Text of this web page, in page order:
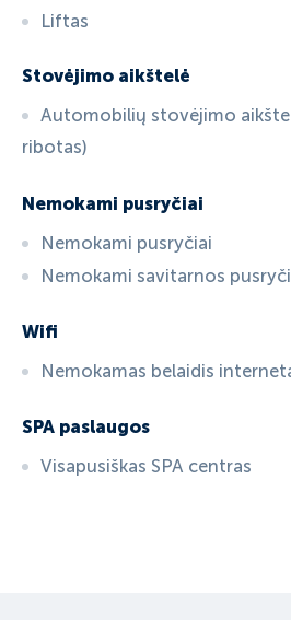
Liftas
Stovėjimo aikštelė
Automobilių stovėjimo
ribotas)
Nemokami pusryčiai
Nemokami pusryčiai
Nemokami savitarnos
Wifi
Nemokamas belaidis
SPA paslaugos
Visapusiškas SPA centras